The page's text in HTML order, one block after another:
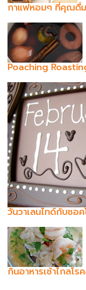
กาแฟหอมๆ ที่คุณดื่ม
Poaching
วันวาเลนไทด์กับชอ
กินอาหารเช้าไกลโ